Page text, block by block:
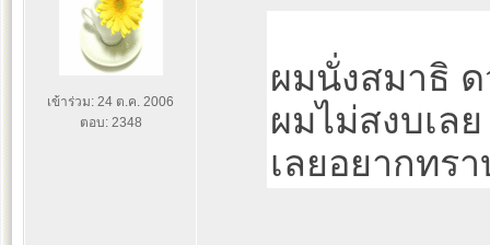
เข้าร่วม: 24 ต.ค. 2006
ตอบ: 2348
ผมนั่งสมาธิ
ผมไม่สงบเลย
เลยอยากทร